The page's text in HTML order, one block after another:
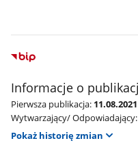
Informacje o
Pierwsza publikacja:
Wytwarzający/ Odpowiadający:
Pokaż historię zmian